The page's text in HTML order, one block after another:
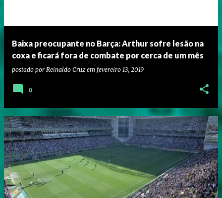
Baixa preocupante no Barça: Arthur sofre lesão na
coxa e ficará fora de combate por cerca de um mês
postado por Reinaldo Cruz em fevereiro 13, 2019
0